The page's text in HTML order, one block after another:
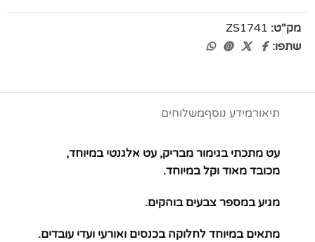
מק"ט: ZS1741
שתפו:
תיאורמידע נוסףמשלוחים
עט מתכתי בגימור מבריק, עט אלגנטי במיוחד,
מכובד מאוד וקל במיוחד.
מגיע במספר צבעים בוהקים.
מתאים במיוחד לחלוקה בכנסים ואורעי ועדי עובדים.